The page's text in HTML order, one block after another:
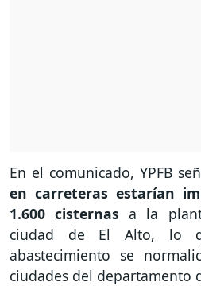
En el comunicado, YPFB
en carreteras estarían
1.600 cisternasa la
ciudad de El Alto, lo
abastecimiento se
ciudades del departamento